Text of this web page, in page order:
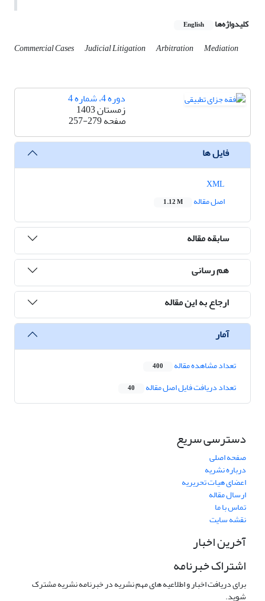
کلیدواژه‌ها English
Commercial Cases Judicial Litigation Arbitration Mediation
دوره 4، شماره 4
زمستان 1403
صفحه257-279
فایل ها
اصل مقاله
1.12 M
سابقه مقاله
هم رسانی
ارجاع به این مقاله
آمار
تعداد مشاهده مقاله 400
تعداد دریافت فایل اصل مقاله 40
دسترسی سریع
صفحه اصلی
درباره نشریه
اعضای هیات تحریریه
ارسال مقاله
تماس با ما
نقشه سایت
آخرین اخبار
اشتراک خبرنامه
برای دریافت اخبار و اطلاعیه های مهم نشریه در خبرنامه نشریه مشترک
شوید.